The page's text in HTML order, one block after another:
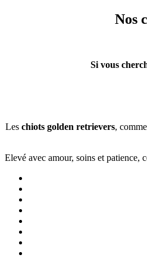
Nos
Si vous
Les chiots golden retrievers,
Elevé avec amour, soins et patience,